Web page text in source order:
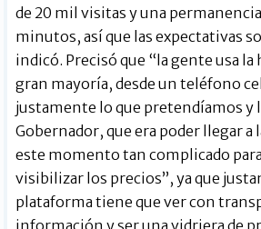
de 20 mil visitas y una permanencia
minutos, así que las expectativas
indicó. Precisó que “la gente usa
gran mayoría, desde un teléfono
justamente lo que pretendíamos y
Gobernador, que era poder llegar a
este momento tan complicado
visibilizar los precios”, ya que
plataforma tiene que ver con